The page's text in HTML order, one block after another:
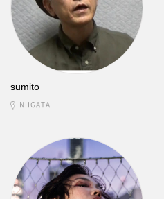
sumito
NIIGATA